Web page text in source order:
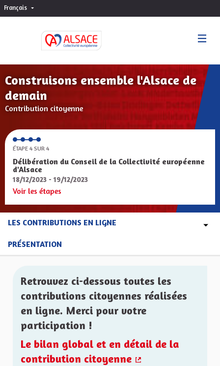
Français Choisir la langue
Construisons ensemble l'Alsace de
demain
Contribution citoyenne
ÉTAPE 4 SUR 4
Délibération du Conseil de la Collectivité européenne
d'Alsace
18/12/2023 - 19/12/2023
Voir les étapes
LES CONTRIBUTIONS EN LIGNE
PRÉSENTATION
Retrouvez ci-dessous toutes les
contributions citoyennes réalisées
en ligne. Merci pour votre
participation !
Le bilan global et en détail de la
contribution citoyenne